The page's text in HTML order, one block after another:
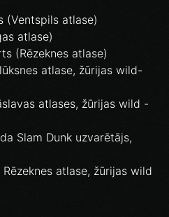
(Ventspils atlase)
atlase)
(Rēzeknes atlase)
atlase, žūrijas wild-
atlases, žūrijas wild -
Slam Dunk uzvarētājs,
atlase, žūrijas wild